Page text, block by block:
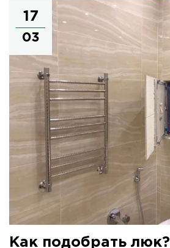
17
03
Как подобрать люк?